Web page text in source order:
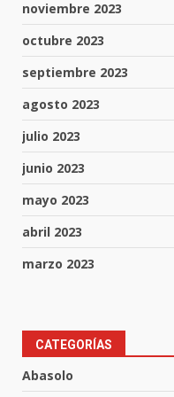
noviembre 2023
octubre 2023
septiembre 2023
agosto 2023
julio 2023
junio 2023
mayo 2023
abril 2023
marzo 2023
CATEGORÍAS
Abasolo